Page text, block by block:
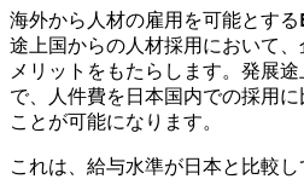
海外から人材の雇用を可能とす
途上国からの人材採用において
メリットをもたらします。発展
で、人件費を日本国内での採用
ことが可能になります。
これは、給与水準が日本と比較